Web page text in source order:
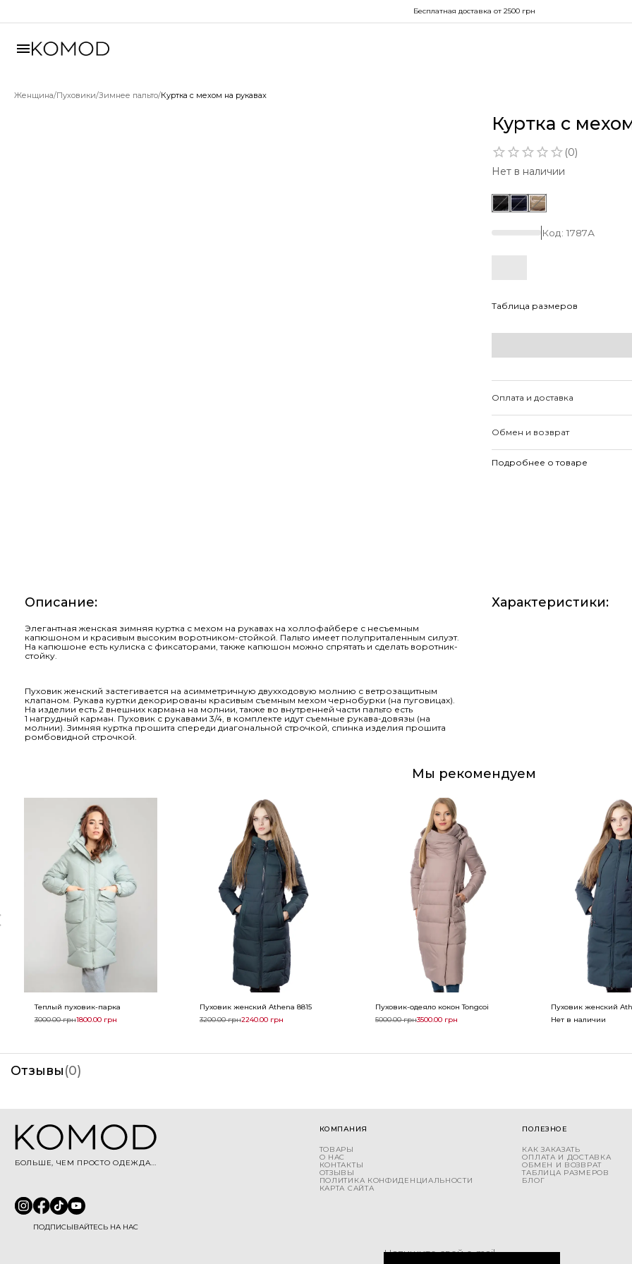
Бесплатная доставка от 2500 грн
Женщина/Пуховики/Зимнее пальто/Куртка с мехом на рукавах
Куртка с
(0)
Нет в наличии
Код:1787А
Таблица размеров
Оплата и доставка
Обмен и возврат
Подробнее о товаре
Описание:
Элегантная женская зимняя куртка с мехом на рукавах на холлофайбере с несъемным
капюшоном и красивым высоким воротником-стойкой. Пальто имеет полуприталенным силуэт.
На капюшоне есть кулиска с фиксаторами, также капюшон можно спрятать и сделать воротник-
стойку.
Пуховик женский застегивается на асимметричную двухходовую молнию с ветрозащитным
клапаном. Рукава куртки декорированы красивым съемным мехом чернобурки (на пуговицах).
На изделии есть 2 внешних кармана на молнии, также во внутренней части пальто есть
1 нагрудный карман. Пуховик с рукавами 3/4, в комплекте идут съемные рукава-довязы (на
молнии). Зимняя куртка прошита спереди диагональной строчкой, спинка изделия прошита
ромбовидной строчкой.
Характеристики:
Мы рекомендуем
Теплый пуховик-парка
3000.00грн1800.00 грн
Пуховик женский Athena 8815
3200.00грн2240.00 грн
Пуховик-одеяло кокон Tongcoi
5000.00грн3500.00 грн
Пуховик женский
Нет в наличии
Отзывы(0)
БОЛЬШЕ, ЧЕМ ПРОСТО ОДЕЖДА...
ПОДПИСЫВАЙТЕСЬ НА НАС
КОМПАНИЯ
ТОВАРЫ
О НАС
КОНТАКТЫ
ОТЗЫВЫ
ПОЛИТИКА КОНФИДЕНЦИАЛЬНОСТИ
КАРТА САЙТА
ПОЛЕЗНОЕ
КАК ЗАКАЗАТЬ
ОПЛАТА И ДОСТАВКА
ОБМЕН И ВОЗВРАТ
ТАБЛИЦА РАЗМЕРОВ
БЛОГ
Напишите свой e-mail